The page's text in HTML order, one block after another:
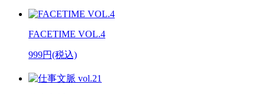
FACETIME VOL.4
999円(税込)